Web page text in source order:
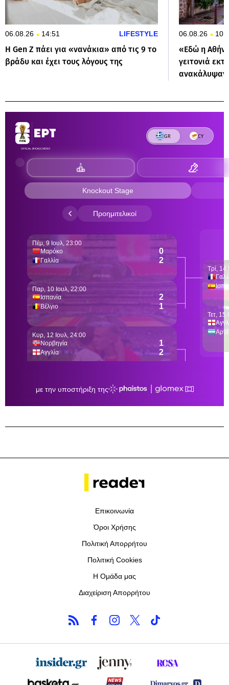
06.08.26 14:51 LIFESTYLE
Η Gen Z πάει για «νανάκια» από τις 9 το
βράδυ και έχει τους λόγους της
06.08.26
«Εδώ η
γειτονιά
ανακάλυψαν
Επικοινωνία
Όροι Χρήσης
Πολιτική Απορρήτου
Πολιτική Cookies
Η Ομάδα μας
Διαχείριση Απορρήτου